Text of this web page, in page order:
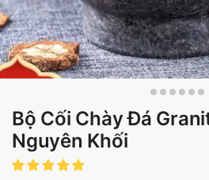
Bộ Cối Chày Đá
Nguyên Khối